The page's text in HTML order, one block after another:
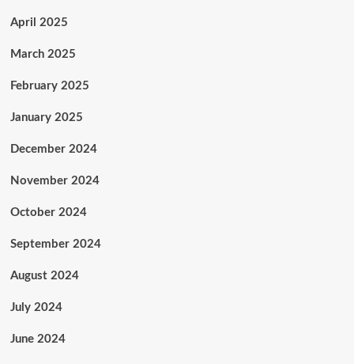
April 2025
March 2025
February 2025
January 2025
December 2024
November 2024
October 2024
September 2024
August 2024
July 2024
June 2024